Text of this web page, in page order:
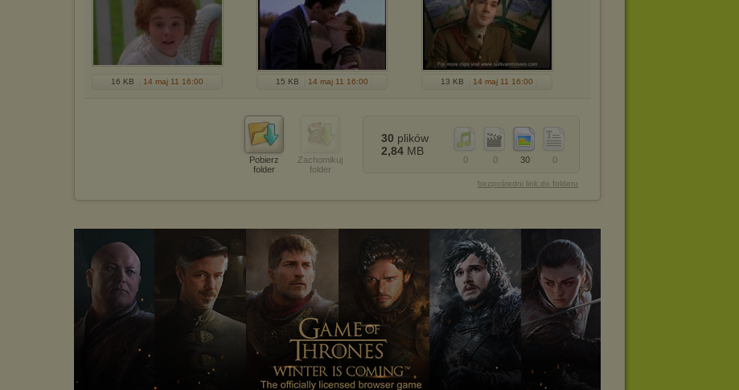
16 KB 14 maj 11 16:00 15 KB 14 maj 11 16:00 13 KB 14 maj 11 16:00
Pobierz
folder
Zachomikuj
folder
0
30
0
0
30 plików
2,84 MB
bezpośredni link do folderu